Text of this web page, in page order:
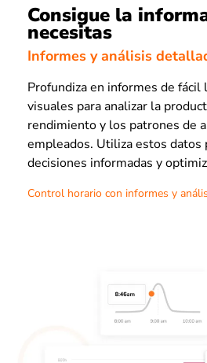
Consigue la
necesitas
Informes y análisis
Profundiza en informes de fácil
visuales para analizar la
rendimiento y los patrones de
empleados. Utiliza estos datos
decisiones informadas y
Control horario con informes y